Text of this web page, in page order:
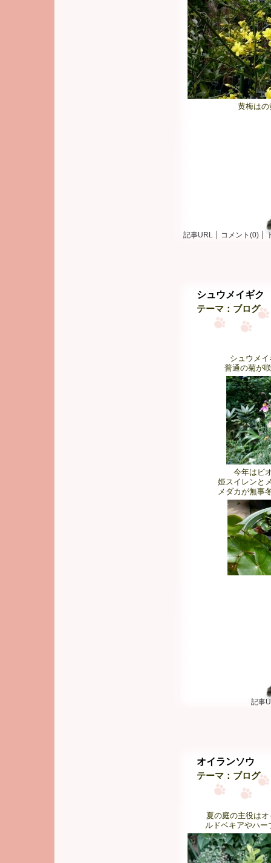
黄梅は
記事URL コメント(0)
シュウメイギク
テーマ： ブログ
シュウメ
普通の菊が
今年はビ
姫スイレンと
メダカが無事
記事
オイランソウ
テーマ： ブログ
夏の庭の主役は
ルドベキアやハ